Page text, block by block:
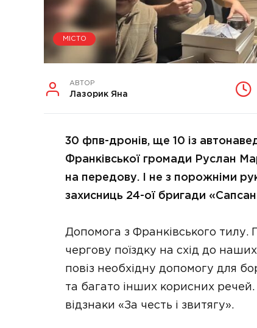
МІСТО
АВТОР
Лазорик Яна
30 фпв-дронів, ще 10 із
Франківської громади Руслан
на передову. І не з порожніми
захисниць 24-ої бригади
Допомога з Франківського тилу.
чергову поїздку на схід до
повіз необхідну допомогу для
та багато інших корисних
відзнаки «За честь і звитягу».